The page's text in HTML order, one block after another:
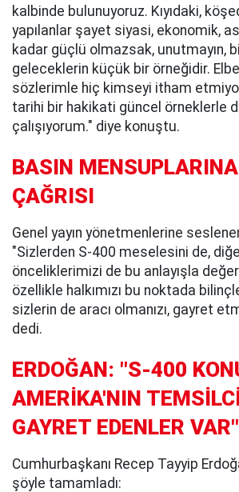
kalbinde bulunuyoruz. Kıyıdaki,
yapılanlar şayet siyasi, ekonomik,
kadar güçlü olmazsak, unutmayın,
geleceklerin küçük bir örneğidir.
sözlerimle hiç kimseyi itham
tarihi bir hakikati güncel örneklerle
çalışıyorum." diye konuştu.
BASIN
ÇAĞRISI
Genel yayın yönetmenlerine
"Sizlerden S-400 meselesini de,
önceliklerimizi de bu anlayışla
özellikle halkımızı bu noktada
sizlerin de aracı olmanızı, gayret
dedi.
ERDOĞAN: "S-400
AMERİKA'NIN
GAYRET EDENLER VAR"
Cumhurbaşkanı Recep Tayyip
şöyle tamamladı: